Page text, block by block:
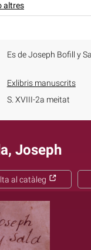
altres
Es de Joseph Bofill y
Exlibris manuscrits
S. XVIII-2a meitat
Joseph
al catàleg